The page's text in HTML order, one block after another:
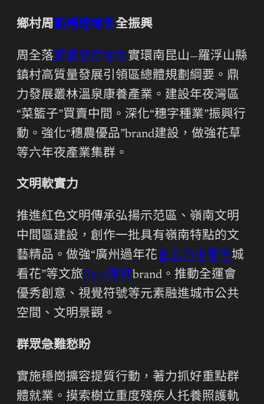
鄉村周斯柯達零件全振興
周全落藍寶堅尼零件實環南昆山—羅浮山縣
鎮村高質量發展引領區總體規劃綱要。鼎
力發展叢林溫泉康養產業。建設年夜灣區
“菜籃子”買賣中間。深化“穗字種業”振興行
動。強化“穗農優品”brand建設，做強花草
等六年夜產業集群。
文明軟實力
推進紅色文明傳承弘揚示范區、嶺南文明
中間區建設，創作一批具有嶺南特點的文
藝精品。做強“廣州過年花台北汽車零件城
看花”等文旅Benz零件brand。推動全運會
優秀創意、視覺符號等元素融進城市公共
空間、文明景觀。
群眾急難愁盼
實施穩崗擴容提質行動，著力抓好重點群
體就業。摸索樹立重度殘疾人托養照護軌